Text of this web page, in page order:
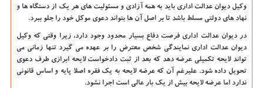
وکیل دیوان عدالت اداری باید به همه آزادی و مسئولیت های هر یک از دستگاه ها و
نهاد های دولتی مسلط باشد تا بر اصل آن ها بتواند دعوی موکل خود را جلو ببرد.
در دیوان عدالت اداری فرصت دفاع بسیار محدود وجود دارد، زیرا وقتی که وکیل
دیوان عدالت اداری نمایندگی شخص معترض را بر عهده می گیرد تنها زمانی می
تواند لایحه تکمیلی عرضه دهد که بعد از ثبت دادخواست لایحه ابرازی طرف دعوی
تحویل داده شود. علیرغم آن که عرضه لایحه به یک فقره اصلا پایه و اساس قانونی
ندارد اما عرضه لایحه بیش از یک بار عالی است اجرا نشود.